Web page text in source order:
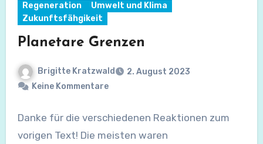
Regeneration
Umwelt und Klima
Zukunftsfähgikeit
Planetare Grenzen
Brigitte Kratzwald
2. August 2023
Keine Kommentare
Danke für die verschiedenen Reaktionen zum
vorigen Text! Die meisten waren